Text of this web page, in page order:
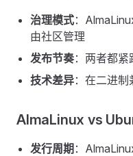
治理模式：
由社区管理
发布节奏：两者都紧
技术差异：在二进
AlmaLinux vs
发行周期 ：